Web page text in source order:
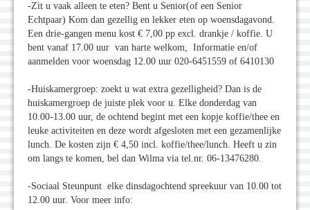
-Zit u vaak alleen te eten? Bent u Senior(of een Senior
Echtpaar) Kom dan gezellig en lekker eten op woensdagavond.
Een drie-gangen menu kost € 7,00 pp excl. drankje / koffie. U
bent vanaf 17.00 uur van harte welkom, Informatie en/of
aanmelden voor woensdag 12.00 uur 020-6451559 of 6410130
-Huiskamergroep: zoekt u wat extra gezelligheid? Dan is de
huiskamergroep de juiste plek voor u. Elke donderdag van
10.00-13.00 uur, de ochtend begint met een kopje koffie/thee en
leuke activiteiten en deze wordt afgesloten met een gezamenlijke
lunch. De kosten zijn € 4,50 incl. koffie/thee/lunch. Heeft u zin
om langs te komen, bel dan Wilma via tel.nr. 06-13476280.
-Sociaal Steunpunt elke dinsdagochtend spreekuur van 10.00 tot
12.00 uur. Voor meer info: